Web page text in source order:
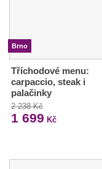
Brno
Tříchodové menu:
carpaccio, steak i
palačinky
2 238 Kč
1 699 Kč